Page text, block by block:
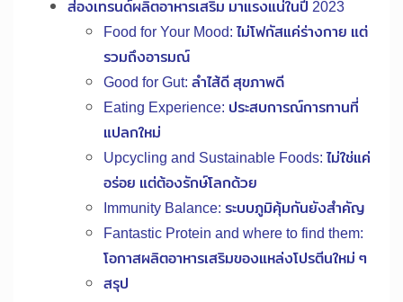
ส่องเทรนด์ผลิตอาหารเสริม มาแรงแน่ในปี 2023
Food for Your Mood: ไม่โฟกัสแค่ร่างกาย แต่
รวมถึงอารมณ์
Good for Gut: ลำไส้ดี สุขภาพดี
Eating Experience: ประสบการณ์การทานที่
แปลกใหม่
Upcycling and Sustainable Foods: ไม่ใช่แค่
อร่อย แต่ต้องรักษ์โลกด้วย
Immunity Balance: ระบบภูมิคุ้มกันยังสำคัญ
Fantastic Protein and where to find them:
โอกาสผลิตอาหารเสริมของแหล่งโปรตีนใหม่ ๆ
สรุป